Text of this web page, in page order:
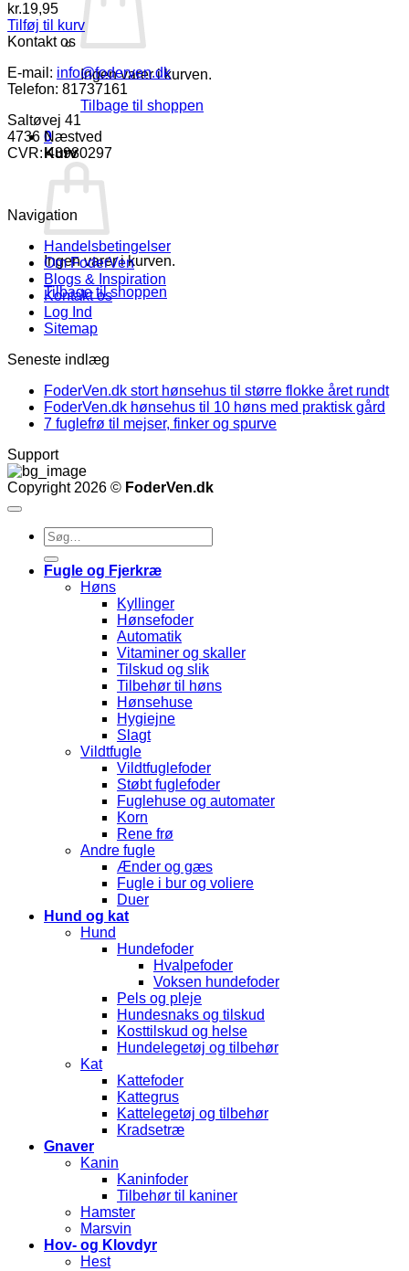
Ingen varer i kurven.
Tilbage til shoppen
0
Kurv
Ingen varer i kurven.
Tilbage til shoppen
kr.19,95
Tilføj til kurv
Kontakt os
E-mail: info@foderven.dk
Telefon: 81737161
Saltøvej 41
4736 Næstved
CVR: 43980297
Navigation
Handelsbetingelser
Om FoderVen
Blogs & Inspiration
Kontakt os
Log Ind
Sitemap
Seneste indlæg
FoderVen.dk stort hønsehus til større flokke året rundt
FoderVen.dk hønsehus til 10 høns med praktisk gård
7 fuglefrø til mejser, finker og spurve
Support
Copyright 2026 © FoderVen.dk
Søg
efter:
Fugle og Fjerkræ
Høns
Kyllinger
Hønsefoder
Automatik
Vitaminer og skaller
Tilskud og slik
Tilbehør til høns
Hønsehuse
Hygiejne
Slagt
Vildtfugle
Vildtfuglefoder
Støbt fuglefoder
Fuglehuse og automater
Korn
Rene frø
Andre fugle
Ænder og gæs
Fugle i bur og voliere
Duer
Hund og kat
Hund
Hundefoder
Hvalpefoder
Voksen hundefoder
Pels og pleje
Hundesnaks og tilskud
Kosttilskud og helse
Hundelegetøj og tilbehør
Kat
Kattefoder
Kattegrus
Kattelegetøj og tilbehør
Kradsetræ
Gnaver
Kanin
Kaninfoder
Tilbehør til kaniner
Hamster
Marsvin
Hov- og Klovdyr
Hest